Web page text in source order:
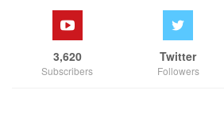
Twitter
Followers
3,620
Subscribers